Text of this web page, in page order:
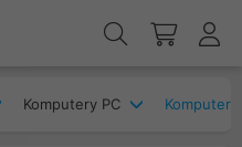
Komputery PC